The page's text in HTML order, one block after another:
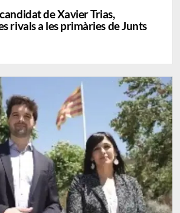
de Xavier Trias,
rivals a les primàries de Junts